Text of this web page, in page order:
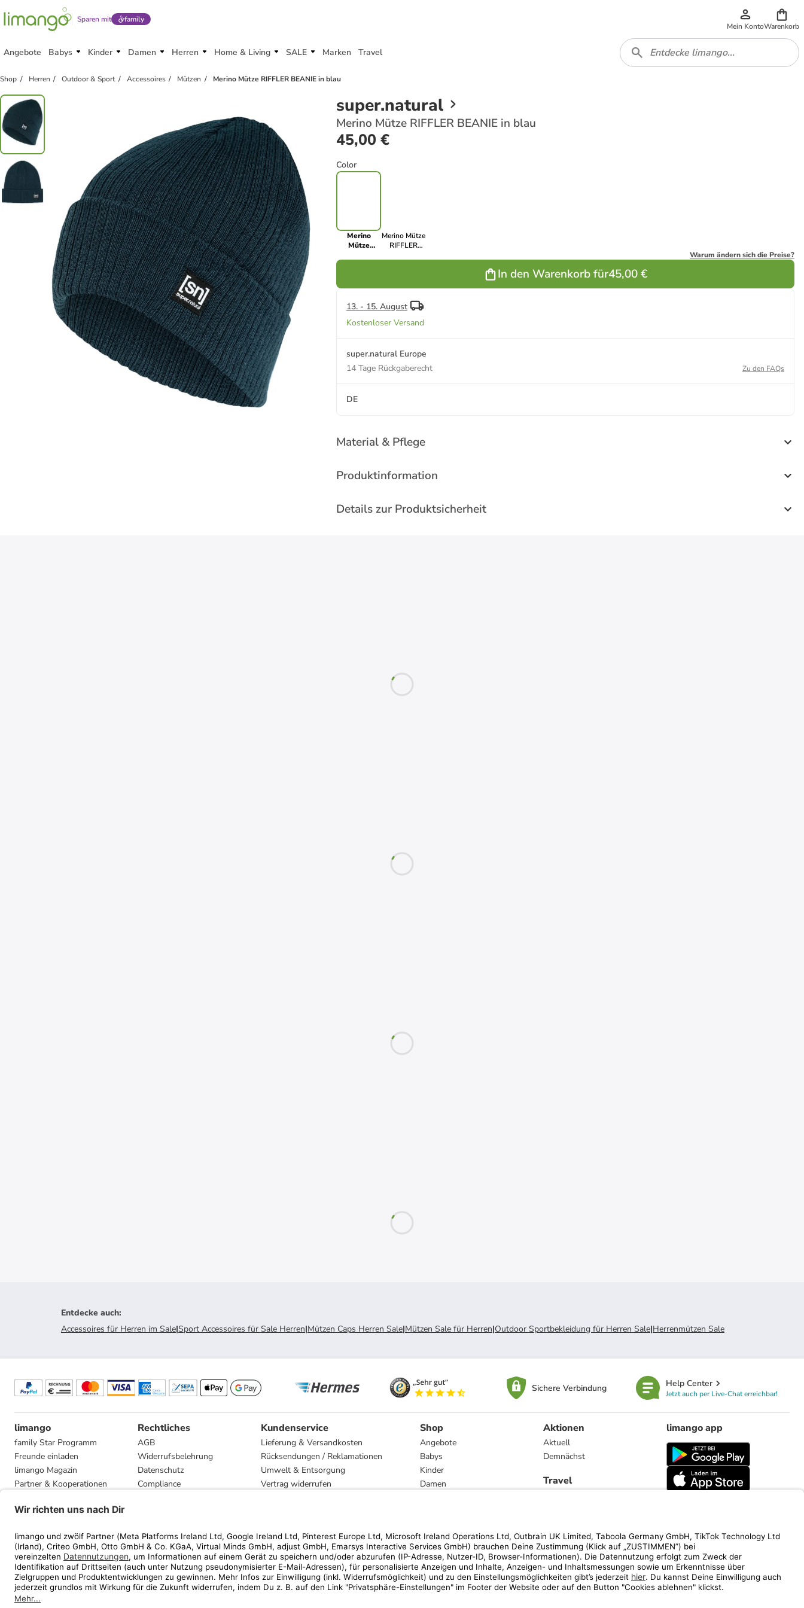
Sparen mit family
Mein KontoWarenkorb
Angebote Babys Kinder Damen Herren Home & Living SALE Marken Travel
Shop Herren Outdoor & Sport Accessoires Mützen Merino Mütze RIFFLER BEANIE in blau
super.natural
Merino Mütze RIFFLER BEANIE in blau
45,00 €
Color
Merino
Mütze
Merino Mütze
RIFFLER
Warum ändern sich die Preise?
In den Warenkorb für45,00 €
13. - 15. August
Kostenloser Versand
super.natural Europe
14 Tage Rückgaberecht
Zu den FAQs
DE
Material & Pflege
Produktinformation
Details zur Produktsicherheit
Entdecke auch:
Accessoires für Herren im Sale|Sport Accessoires für Sale Herren|Mützen Caps Herren Sale|Mützen Sale für Herren|Outdoor Sportbekleidung für Herren Sale|Herrenmützen Sale
Sichere Verbindung Help Center
Jetzt auch per Live-Chat erreichbar!
limango
family Star Programm
Freunde einladen
limango Magazin
Partner & Kooperationen
Presse
Rechtliches
AGB
Widerrufsbelehrung
Datenschutz
Compliance
Kundenservice
Lieferung & Versandkosten
Rücksendungen / Reklamationen
Umwelt & Entsorgung
Vertrag widerrufen
Shop
Angebote
Babys
Kinder
Damen
Marken
Aktionen
Aktuell
Demnächst
Travel
limango app
limango.nl limango.pl